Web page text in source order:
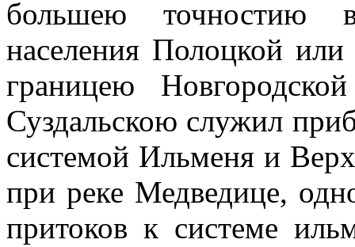
большею точностию
населения Полоцкой
границею
Суздальскою служил
системой Ильменя и
при реке Медведице,
притоков к системе